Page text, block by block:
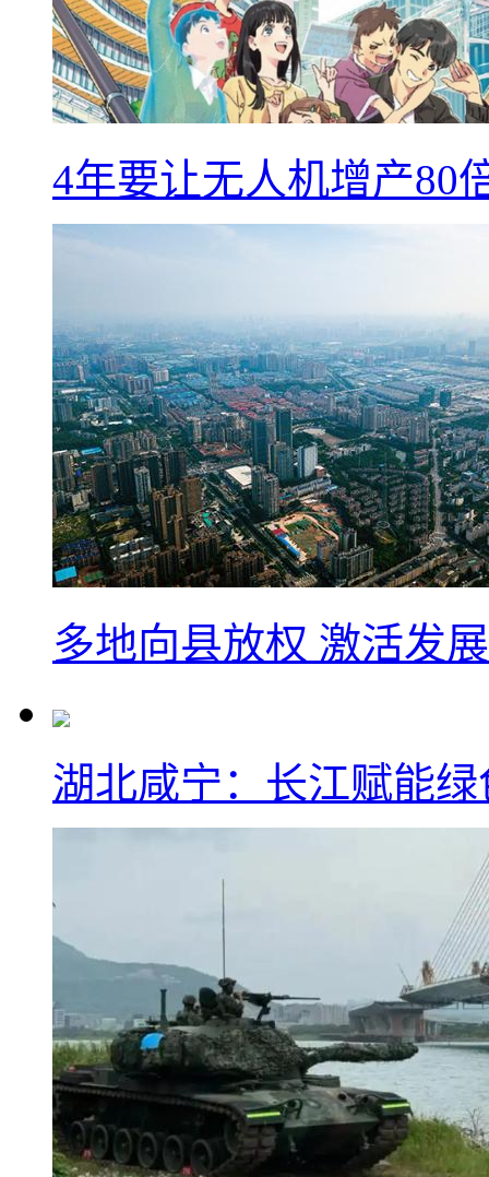
4年要让无人机增产80
多地向县放权 激活发
湖北咸宁：长江赋能